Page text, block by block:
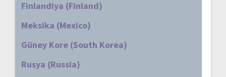
Finlandiya (Finland)
Meksika (Mexico)
Güney Kore (South Korea)
Rusya (Russia)